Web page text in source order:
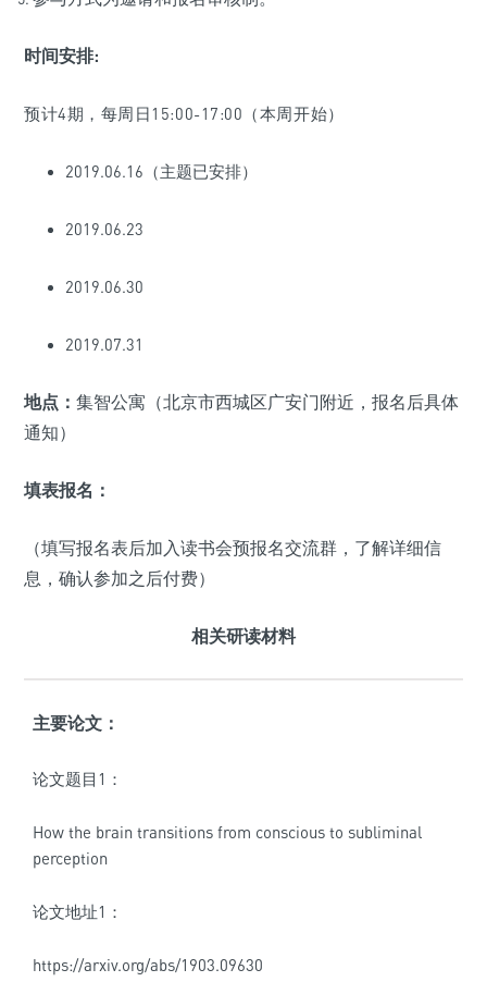
时间安排:
预计4期，每周日15:00-17:00（本周开始）
2019.06.16（主题已安排）
2019.06.23
2019.06.30
2019.07.31
地点： 集智公寓（北京市西城区广安门附近，报名后具体
通知）
填表报名：
（填写报名表后加入读书会预报名交流群，了解详细信
息，确认参加之后付费）
相关研读材料
主要论文：
论文题目1：
How the brain transitions from conscious to subliminal
perception
论文地址1：
https://arxiv.org/abs/1903.09630